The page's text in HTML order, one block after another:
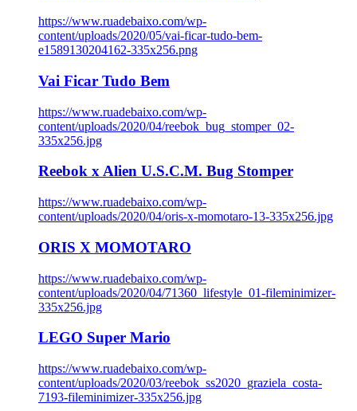
https://www.ruadebaixo.com/wp-
content/uploads/2020/05/vai-ficar-tudo-bem-
e1589130204162-335x256.png
Vai Ficar Tudo Bem
https://www.ruadebaixo.com/wp-
content/uploads/2020/04/reebok_bug_stomper_02-
335x256.jpg
Reebok x Alien U.S.C.M. Bug Stomper
https://www.ruadebaixo.com/wp-
content/uploads/2020/04/oris-x-momotaro-13-335x256.jpg
ORIS X MOMOTARO
https://www.ruadebaixo.com/wp-
content/uploads/2020/04/71360_lifestyle_01-fileminimizer-
335x256.jpg
LEGO Super Mario
https://www.ruadebaixo.com/wp-
content/uploads/2020/03/reebok_ss2020_graziela_costa-
7193-fileminimizer-335x256.jpg